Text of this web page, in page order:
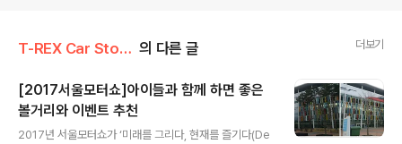
T-REX Car Story/Car 분석 톡톡 의 다른 글 더보기
[2017서울모터쇼]아이들과 함께 하면 좋은
볼거리와 이벤트 추천
2017년 서울모터쇼가 ‘미래를 그리다, 현재를 즐기다(De